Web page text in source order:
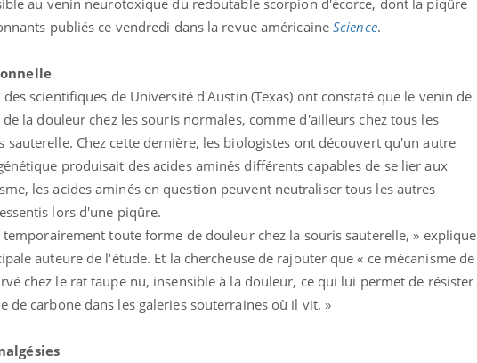
publiés ce vendredi dans la revue américaine Science.
scientifiques de Université d'Austin (Texas) ont constaté que le venin de
la douleur chez les souris normales, comme d'ailleurs chez tous les
sauterelle. Chez cette dernière, les biologistes ont découvert qu'un autre
produisait des acides aminés différents capables de se lier aux
les acides aminés en question peuvent neutraliser tous les autres
lors d'une piqûre.
toute forme de douleur chez la souris sauterelle, » explique
auteure de l'étude. Et la chercheuse de rajouter que « ce mécanisme de
chez le rat taupe nu, insensible à la douleur, ce qui lui permet de résister
de carbone dans les galeries souterraines où il vit. »
& Charge mentale : et si on
en parler?? Youtube
l'insuline dans le diabète de type 2
entourée d'idées reçues chez les
comme parfois chez les soignants.